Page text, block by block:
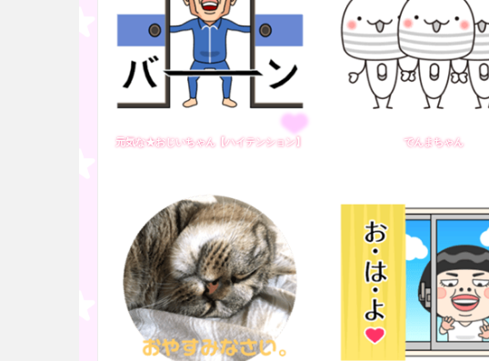
元気な★おじいちゃん【ハイテンション】 でんまちゃん